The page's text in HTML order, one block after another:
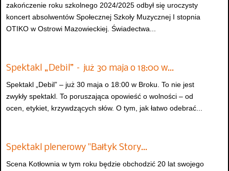
zakończenie roku szkolnego 2024/2025 odbył się uroczysty
koncert absolwentów Społecznej Szkoły Muzycznej I stopnia
OTIKO w Ostrowi Mazowieckiej. Świadectwa...
Spektakl „Debil” – już 30 maja o 18:00 w…
Spektakl „Debil” – już 30 maja o 18:00 w Broku. To nie jest
zwykły spektakl. To poruszająca opowieść o wolności – od
ocen, etykiet, krzywdzących słów. O tym, jak łatwo odebrać...
Spektakl plenerowy "Bałtyk Story…
Scena Kotłownia w tym roku będzie obchodzić 20 lat swojego